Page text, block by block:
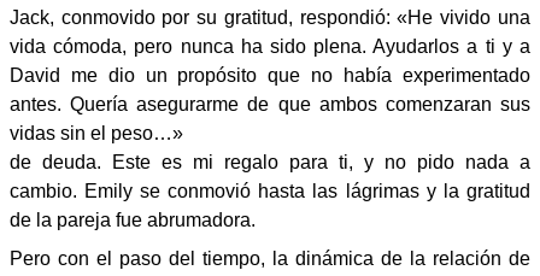
Jack, conmovido por su gratitud, respondió: «He vivido una
vida cómoda, pero nunca ha sido plena. Ayudarlos a ti y a
David me dio un propósito que no había experimentado
antes. Quería asegurarme de que ambos comenzaran sus
vidas sin el peso…»
de deuda. Este es mi regalo para ti, y no pido nada a
cambio. Emily se conmovió hasta las lágrimas y la gratitud
de la pareja fue abrumadora.
Pero con el paso del tiempo, la dinámica de la relación de